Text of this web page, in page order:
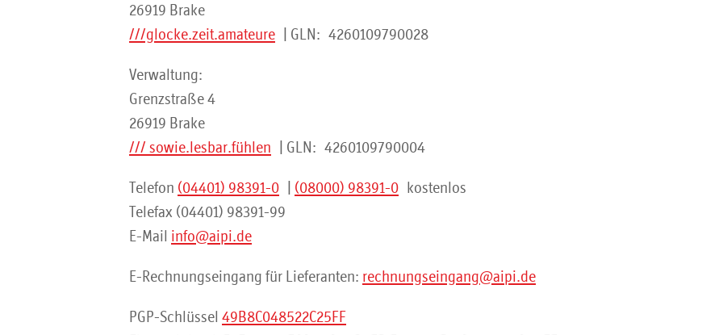
26919 Brake
///glocke.zeit.amateure | GLN: 4260109790028
Verwaltung:
Grenzstraße 4
26919 Brake
/// sowie.lesbar.fühlen | GLN: 4260109790004
Telefon (04401) 98391-0 (08000) 98391-0 kostenlos
Telefax (04401) 98391-99
E-Mail info@aipi.de
E-Rechnungseingang für Lieferanten: rechnungseingang@aipi.de
PGP-Schlüssel 49B8C048522C25FF